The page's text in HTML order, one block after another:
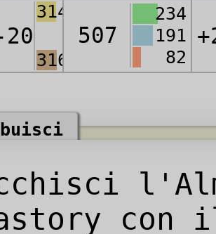
20
3147
3167
507
234
191
82
con